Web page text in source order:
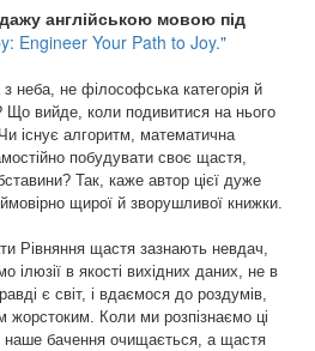
англійською мовою під
Engineer Your Path to Joy."
не філософська категорія й
Що вийде, коли подивитися на нього
існує алгоритм, математична
побудувати своє щастя,
Так, каже автор цієї дуже
щирої й зворушливої книжки.
Рівняння щастя зазнають невдач,
ілюзії в якості вихідних даних, не в
є світ, і вдаємося до роздумів,
жорстоким. Коли ми розпізнаємо ці
наше бачення очищається, а щастя